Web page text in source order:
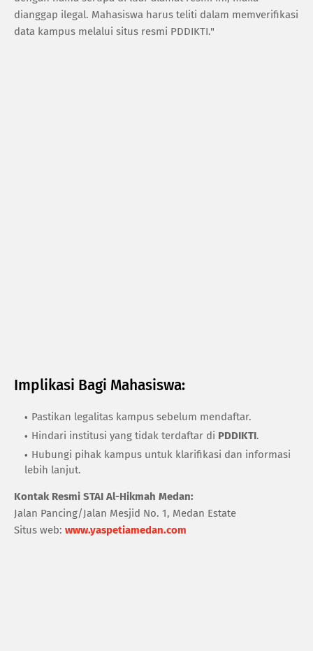
dianggap ilegal. Mahasiswa harus teliti dalam memverifikasi
data kampus melalui situs resmi PDDIKTI."
Implikasi Bagi Mahasiswa:
Pastikan legalitas kampus sebelum mendaftar.
Hindari institusi yang tidak terdaftar di PDDIKTI.
Hubungi pihak kampus untuk klarifikasi dan informasi
lebih lanjut.
Kontak Resmi STAI Al-Hikmah Medan:
Jalan Pancing/Jalan Mesjid No. 1, Medan Estate
Situs web: www.yaspetiamedan.com